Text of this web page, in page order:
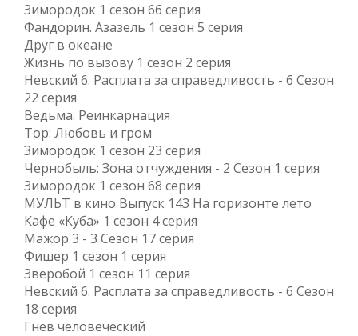
Зимородок 1 сезон 66 серия
Фандорин. Азазель 1 сезон 5 серия
Друг в океане
Жизнь по вызову 1 сезон 2 серия
Невский 6. Расплата за справедливость - 6 Сезон
22 серия
Ведьма: Реинкарнация
Тор: Любовь и гром
Зимородок 1 сезон 23 серия
Чернобыль: Зона отчуждения - 2 Сезон 1 серия
Зимородок 1 сезон 68 серия
МУЛЬТ в кино Выпуск 143 На горизонте лето
Кафе «Куба» 1 сезон 4 серия
Мажор 3 - 3 Сезон 17 серия
Фишер 1 сезон 1 серия
Зверобой 1 сезон 11 серия
Невский 6. Расплата за справедливость - 6 Сезон
18 серия
Гнев человеческий